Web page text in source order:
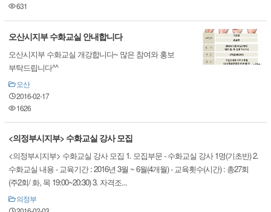
631
오산시지부 수화교실 안내합니다
오산시지부 수화교실 개강합니다~ 많은 참여와 홍보
부탁드립니다^^
오산
2016-02-17
1626
<의정부시지부> 수화교실 강사 모집
<의정부시지부> 수화교실 강사 모집 1. 모집부문 - 수화교실 강사 1명(기초반) 2.
수화교실 내용 - 교육기간 : 2016년 3월 ~ 6월(4개월) - 교육횟수(시간) : 총27회
(주2회/ 화, 목 19:00~20:30) 3. 자격조...
의정부